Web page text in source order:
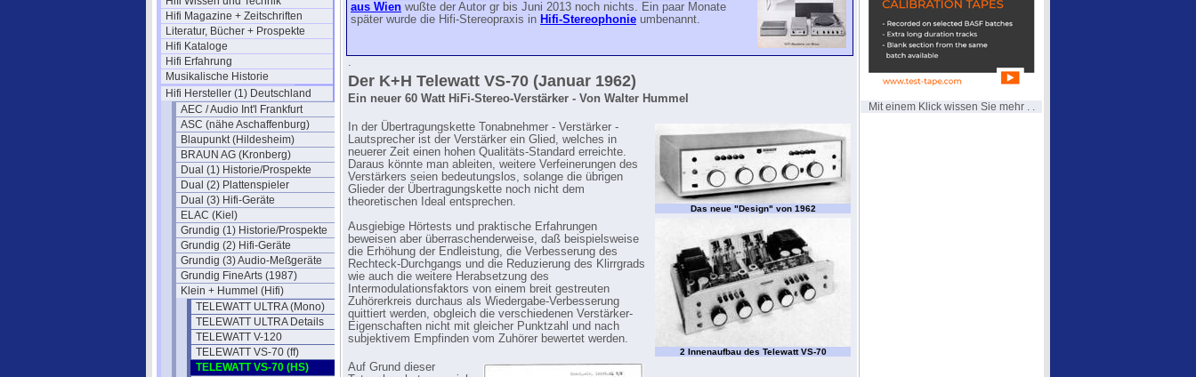
Hifi Magazine + Zeitschriften
Literatur, Bücher + Prospekte
Hifi Kataloge
Hifi Erfahrung
Musikalische Historie
Hifi Hersteller (1) Deutschland
AEC / Audio Int'l Frankfurt
ASC (nähe Aschaffenburg)
Blaupunkt (Hildesheim)
BRAUN AG (Kronberg)
Dual (1) Historie/Prospekte
Dual (2) Plattenspieler
Dual (3) Hifi-Geräte
ELAC (Kiel)
Grundig (1) Historie/Prospekte
Grundig (2) Hifi-Geräte
Grundig (3) Audio-Meßgeräte
Grundig FineArts (1987)
Klein + Hummel (Hifi)
TELEWATT ULTRA (Mono)
TELEWATT ULTRA Details
TELEWATT V-120
TELEWATT VS-70 (ff)
TELEWATT VS-70 (HS)
aus Wien wußte der Autor gr bis Juni 2013 noch nichts. Ein paar Monate
später wurde die Hifi-Stereopraxis in Hifi-Stereophonie umbenannt.
.
Der K+H Telewatt VS-70 (Januar 1962)
Ein neuer 60 Watt HiFi-Stereo-Verstärker - Von Walter Hummel
Das neue "Design" von 1962
2 Innenaufbau des Telewatt VS-70
In der Übertragungskette Tonabnehmer - Verstärker -
Lautsprecher ist der Verstärker ein Glied, welches in
neuerer Zeit einen hohen Qualitäts-Standard erreichte.
Daraus könnte man ableiten, weitere Verfeinerungen des
Verstärkers seien bedeutungslos, solange die übrigen
Glieder der Übertragungskette noch nicht dem
theoretischen Ideal entsprechen.
Ausgiebige Hörtests und praktische Erfahrungen
beweisen aber überraschenderweise, daß beispielsweise
die Erhöhung der Endleistung, die Verbesserung des
Rechteck-Durchgangs und die Reduzierung des Klirrgrads
wie auch die weitere Herabsetzung des
Intermodulationsfaktors von einem breit gestreuten
Zuhörerkreis durchaus als Wiedergabe-Verbesserung
quittiert werden, obgleich die verschiedenen Verstärker-
Eigenschaften nicht mit gleicher Punktzahl und nach
subjektivem Empfinden vom Zuhörer bewertet werden.
Auf Grund dieser
Mit einem Klick wissen Sie mehr . .